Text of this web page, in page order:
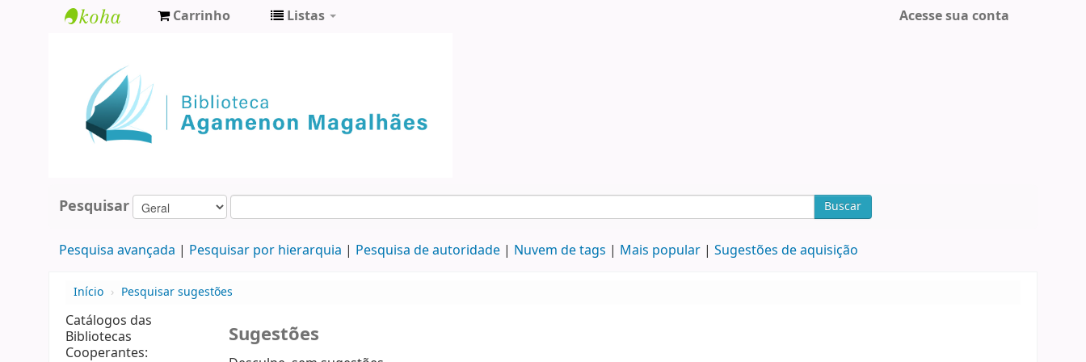
Agamenon
Magalhães
Carrinho Listas Acesse sua conta
Pesquisar Buscar
Pesquisa avançada Pesquisar por hierarquia Pesquisa de autoridade Nuvem de tags Mais popular Sugestões de aquisição
Início › Pesquisar sugestões
Catálogos das
Bibliotecas
Cooperantes:
Sugestões